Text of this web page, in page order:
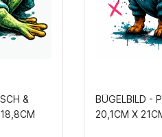
&
X 18,8CM
BÜGELBILD -
20,1CM X